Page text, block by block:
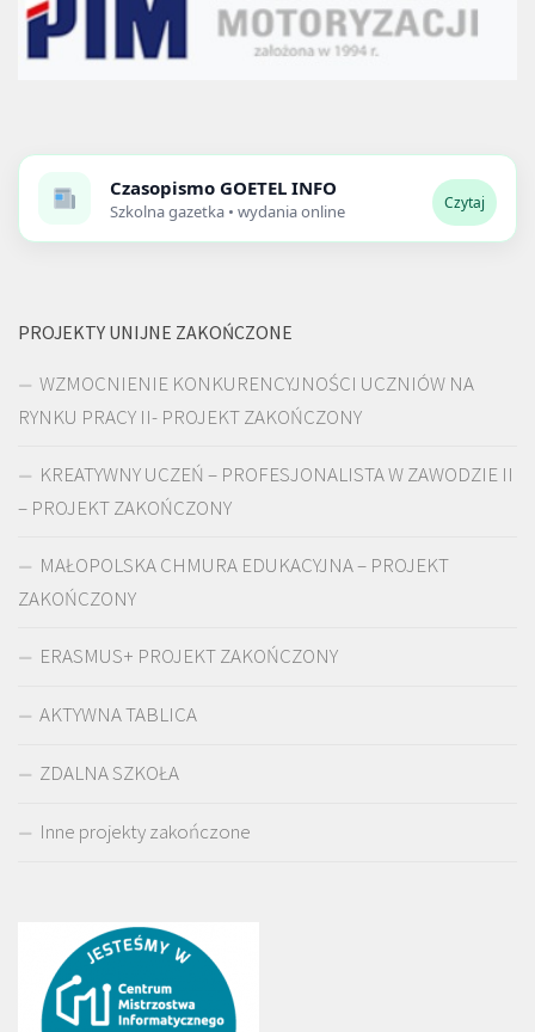
Czasopismo GOETEL INFO
Szkolna gazetka • wydania online Czytaj
PROJEKTY UNIJNE ZAKOŃCZONE
WZMOCNIENIE KONKURENCYJNOŚCI UCZNIÓW NA
RYNKU PRACY II- PROJEKT ZAKOŃCZONY
KREATYWNY UCZEŃ – PROFESJONALISTA W ZAWODZIE II
– PROJEKT ZAKOŃCZONY
MAŁOPOLSKA CHMURA EDUKACYJNA – PROJEKT
ZAKOŃCZONY
ERASMUS+ PROJEKT ZAKOŃCZONY
AKTYWNA TABLICA
ZDALNA SZKOŁA
Inne projekty zakończone